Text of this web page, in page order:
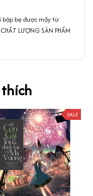
bập bẹ được mấy từ
LƯỢNG SẢN PHẨM
SALE